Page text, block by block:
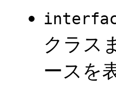
クラス
ースを